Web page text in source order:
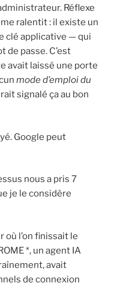
Réflexe
ralentit : il existe un
clé applicative — qui
de passe. C’est
avait laissé une porte
mode d’emploi du
signalé ça au bon
Google peut
nous a pris 7
je le considère
où l’on finissait le
*, un agent IA
avait
de connexion